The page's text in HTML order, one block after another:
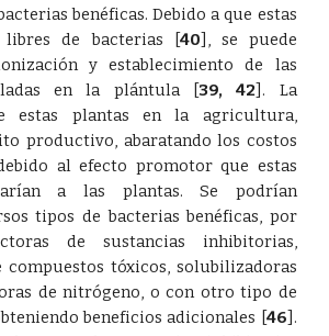
benéficas. Debido a que estas
de bacterias
[40] , se puede
y establecimiento de las
en la plántula
[39,42] . La
estas plantas en la agricultura,
productivo, abaratando los costos
al efecto promotor que estas
a las plantas. Se podrían
tipos de bacterias benéficas, por
de sustancias inhibitorias,
compuestos tóxicos, solubilizadoras
de nitrógeno, o con otro tipo de
beneficios adicionales [46] .